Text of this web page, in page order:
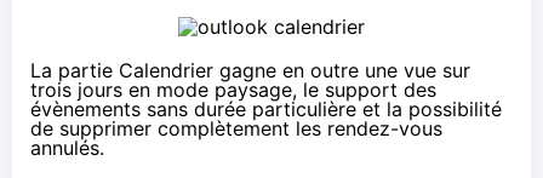
La partie Calendrier gagne en outre une vue sur
trois jours en mode paysage, le support des
évènements sans durée particulière et la possibilité
de supprimer complètement les rendez-vous
annulés.